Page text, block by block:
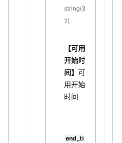
string(3
2)
【可用
开始时
间】 可
用开始
时间
end_ti